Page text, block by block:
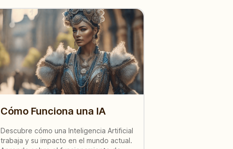
Cómo Funciona una IA
Descubre cómo una Inteligencia Artificial
trabaja y su impacto en el mundo actual.